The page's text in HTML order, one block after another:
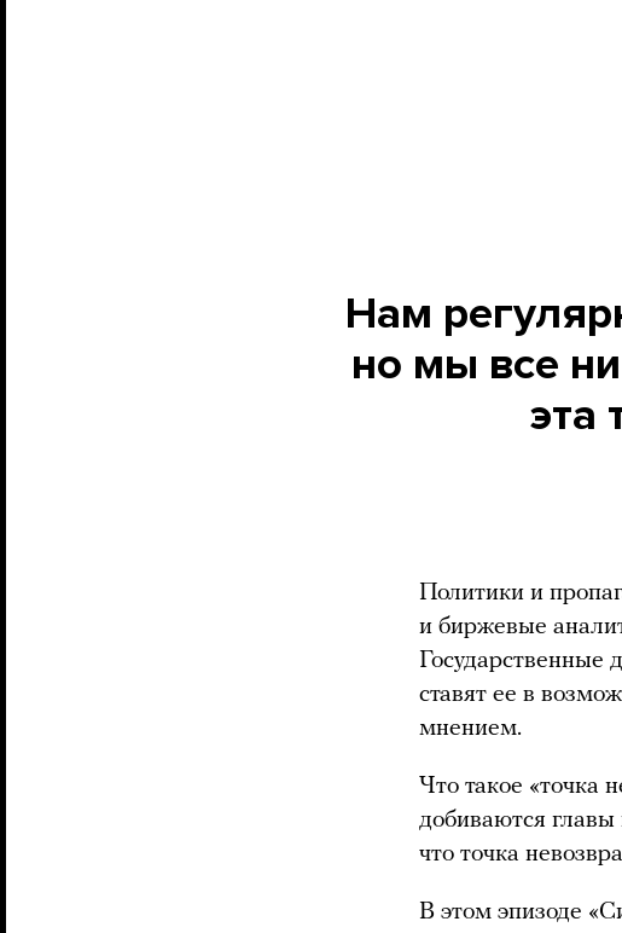
Нам
но мы все
эта
Политики и
и биржевые
Государственные
ставят ее в
мнением.
Что такое «точка
добиваются главы
что точка
В этом эпизоде